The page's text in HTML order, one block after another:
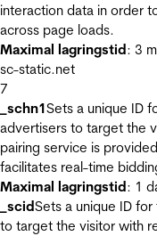
interaction data in order
across page loads.
Maximal lagringstid: 3
sc-static.net
7
_schn1Sets a unique ID
advertisers to target the
pairing service is
facilitates real-time
Maximal lagringstid: 1
_scidSets a unique ID
to target the visitor with